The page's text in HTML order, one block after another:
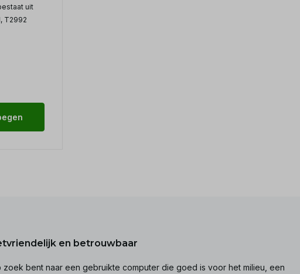
uit
T2992
en betrouwbaar
zoek bent naar een gebruikte computer die goed is voor het milieu, een